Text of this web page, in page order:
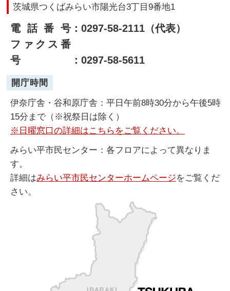
茨城県つくばみらい市陽光台3丁目9番地1
電話番号：0297-58-2111（代表）
ファクス番
号
：0297-58-5611
開庁時間
伊奈庁舎・谷和原庁舎：平日午前8時30分から午後5時
15分まで（※祝祭日は除く）
※日曜窓口の詳細はこちらをご覧ください。
みらい平市民センター：各フロアによって異なりま
す。
詳細はみらい平市民センターホームページをご覧くだ
さい。